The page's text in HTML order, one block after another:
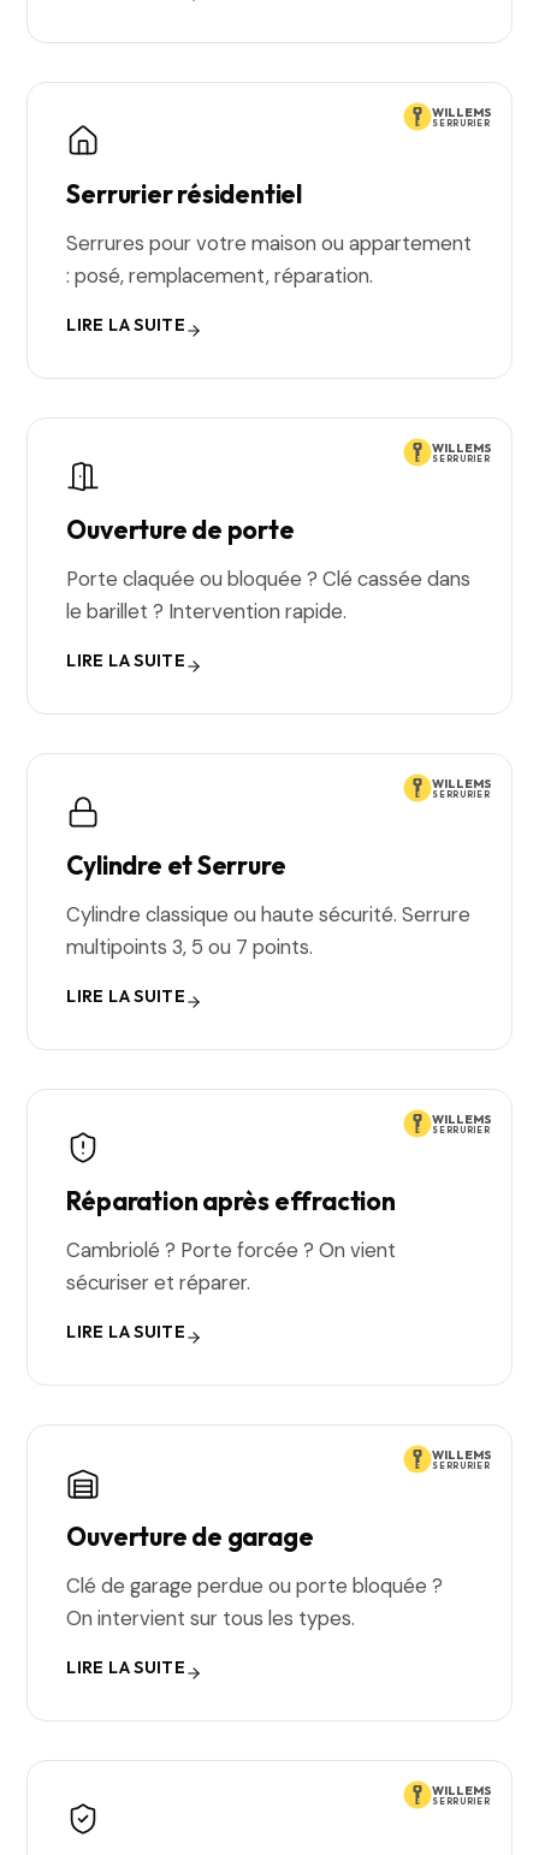
WILLEMS
SERRURIER
Serrurier résidentiel
Serrures pour votre maison ou appartement
: posé, remplacement, réparation.
LIRE LA SUITE
WILLEMS
SERRURIER
Ouverture de porte
Porte claquée ou bloquée ? Clé cassée dans
le barillet ? Intervention rapide.
LIRE LA SUITE
WILLEMS
SERRURIER
Cylindre et Serrure
Cylindre classique ou haute sécurité. Serrure
multipoints 3, 5 ou 7 points.
LIRE LA SUITE
WILLEMS
SERRURIER
Réparation après effraction
Cambriolé ? Porte forcée ? On vient
sécuriser et réparer.
LIRE LA SUITE
WILLEMS
SERRURIER
Ouverture de garage
Clé de garage perdue ou porte bloquée ?
On intervient sur tous les types.
LIRE LA SUITE
WILLEMS
SERRURIER